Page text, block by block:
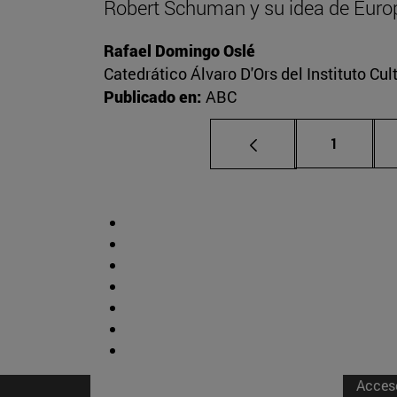
Robert Schuman y su idea de
Rafael Domingo Oslé
Catedrático Álvaro D'Ors del Instituto
Publicado en: ABC
Página
1